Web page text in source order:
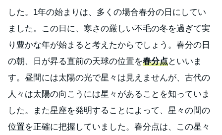
した。1年の始まりは、多くの場合春分の日にしてい
ました。この日に、寒さの厳しい不毛の冬を過ぎて実
り豊かな年が始まると考えたからでしょう。春分の日
の朝、日が昇る直前の天球の位置を春分点といいま
す。昼間には太陽の光で星々は見えませんが、古代の
人々は太陽の向こうには星々があることを知っていま
した。また星座を発明することによって、星々の間の
位置を正確に把握していました。春分点は、この星々